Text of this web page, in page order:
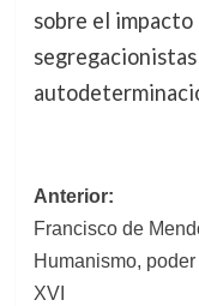
sobre el
de
entradas
Anterior:
Francisco de
Humanismo,
XVI